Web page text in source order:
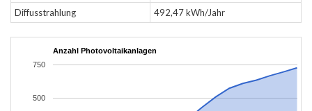
Diffusstrahlung
492,47 kWh/Jahr
Anzahl Photovoltaikanlagen
500
750